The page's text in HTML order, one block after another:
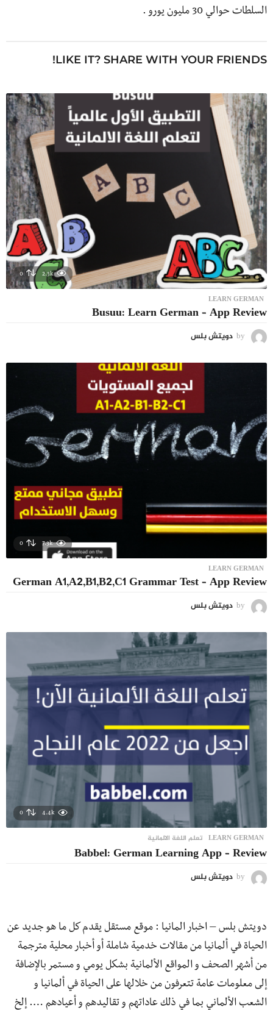
السلطات حوالي 30 مليون يورو .
LIKE IT? SHARE WITH YOUR FRIENDS!
2.3k
0
LEARN GERMAN
Busuu: Learn German – App Review
by دويتش بلس
7.3k
0
LEARN GERMAN
German A1,A2,B1,B2,C1 Grammar Test – App Review
by دويتش بلس
4.4k
0
LEARN GERMAN
,
تعلم اللغة الالمانية
Babbel: German Learning App – Review
by دويتش بلس
دويتش بلس – اخبار المانيا : موقع مستقل يقدم كل ما هو جديد عن
الحياة في ألمانيا من مقالات خدمية شاملة أو أخبار محلية مترجمة
من أشهر الصحف و المواقع الألمانية بشكل يومي و مستمر بالإضافة
إلى معلومات عامة تتعرفون من خلالها على الحياة في ألمانيا و
الشعب الألماني بما في ذلك عاداتهم و تقاليدهم و أعيادهم …. إلخ